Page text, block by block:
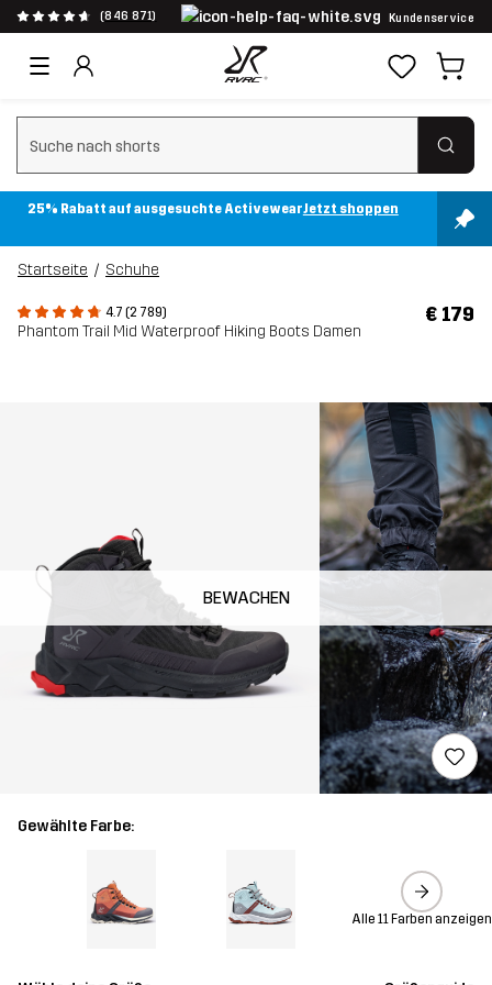
(846 871) Kundenservice
Suchfilter löschen
25% Rabatt auf ausgesuchte ActivewearJetzt shoppen
Startseite Schuhe
4.7 (2 789)
Phantom Trail Mid Waterproof Hiking Boots Damen
€ 179
BEWACHEN
Gewählte Farbe:
Alle 11 Farben anzeigen